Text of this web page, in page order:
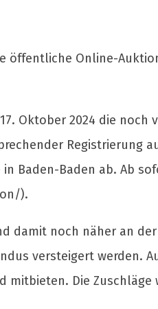
öffentliche Online-
Oktober 2024 die noch
Registrierung
Baden-Baden ab. Ab
).
damit noch näher an
versteigert werden.
Die Zuschläge